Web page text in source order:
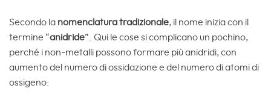
Secondo la nomenclatura tradizionale, il nome inizia con il
termine “anidride”. Qui le cose si complicano un pochino,
perché i non-metalli possono formare più anidridi, con
aumento del numero di ossidazione e del numero di atomi di
ossigeno: